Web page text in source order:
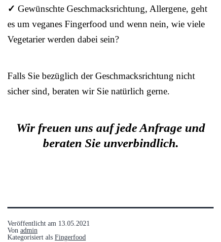
✓ Gewünschte Geschmacksrichtung, Allergene, geht
es um veganes Fingerfood und wenn nein, wie viele
Vegetarier werden dabei sein?
Falls Sie bezüglich der Geschmacksrichtung nicht
sicher sind, beraten wir Sie natürlich gerne.
Wir freuen uns auf jede Anfrage und
beraten Sie unverbindlich.
Veröffentlicht am 13.05.2021
Von admin
Kategorisiert als Fingerfood